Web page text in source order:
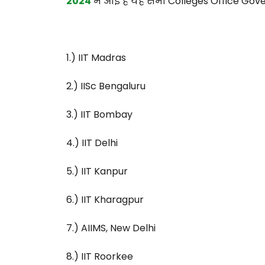
1.) IIT Madras
2.) IISc Bengaluru
3.) IIT Bombay
4.) IIT Delhi
5.) IIT Kanpur
6.) IIT Kharagpur
7.) AIIMS, New Delhi
8.) IIT Roorkee